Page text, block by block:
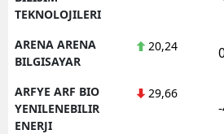
TEKNOLOJILERI
ARENA ARENA
BILGISAYAR
20,24
ARFYE ARF BIO
YENILENEBILIR
ENERJI
29,66